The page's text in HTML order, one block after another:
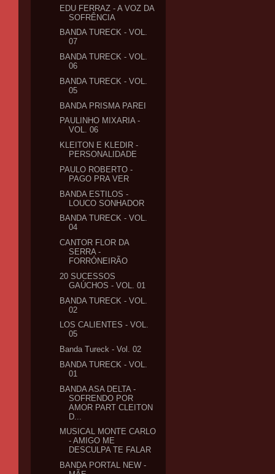
EDU FERRAZ - A VOZ DA
SOFRÊNCIA
BANDA TURECK - VOL.
07
BANDA TURECK - VOL.
06
BANDA TURECK - VOL.
05
BANDA PRISMA PAREI
PAULINHO MIXARIA -
VOL. 06
KLEITON E KLEDIR -
PERSONALIDADE
PAULO ROBERTO -
PAGO PRA VER
BANDA ESTILOS -
LOUCO SONHADOR
BANDA TURECK - VOL.
04
CANTOR FLOR DA
SERRA -
FORRÓNEIRÃO
20 SUCESSOS
GAÚCHOS - VOL. 01
BANDA TURECK - VOL.
02
LOS CALIENTES - VOL.
05
Banda Tureck - Vol. 02
BANDA TURECK - VOL.
01
BANDA ASA DELTA -
SOFRENDO POR
AMOR PART CLEITON
D...
MUSICAL MONTE CARLO
- AMIGO ME
DESCULPA TE FALAR
BANDA PORTAL NEW -